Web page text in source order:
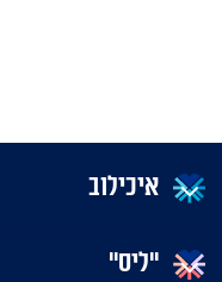
איכילוב
"ליס"